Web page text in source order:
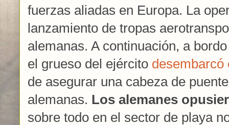
fuerzas aliadas en Europa. La
lanzamiento de tropas
alemanas. A continuación, a
el grueso del ejército desembarcó
de asegurar una cabeza de
alemanas. Los alemanes
sobre todo en el sector de playa